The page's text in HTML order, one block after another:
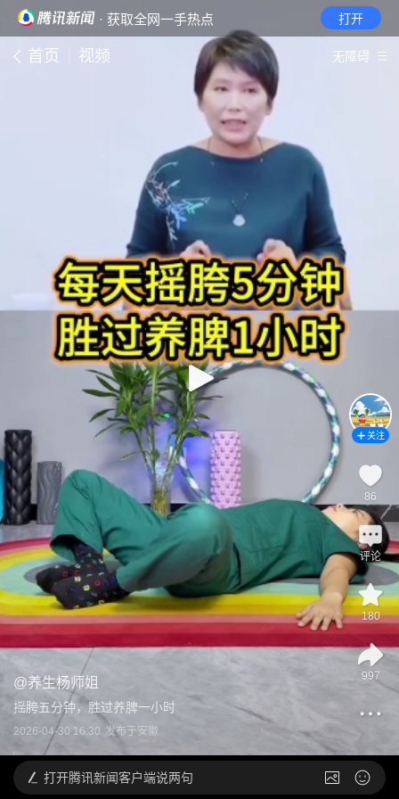
· 获取全网一手热点 打开
首页 视频 无障碍
@养生杨师姐
摇胯五分钟，胜过养脾一小时
2026-04-30 16:30 发布于安徽
关注
86
评论
180
997
打开腾讯新闻客户端说两句